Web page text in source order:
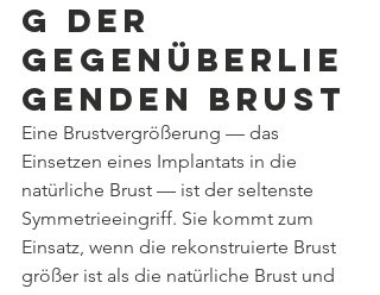
g der
gegenüberlie
genden Brust
Eine Brustvergrößerung — das
Einsetzen eines Implantats in die
natürliche Brust — ist der seltenste
Symmetrieeingriff. Sie kommt zum
Einsatz, wenn die rekonstruierte Brust
größer ist als die natürliche Brust und